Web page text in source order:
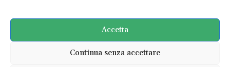
Accetta
Continua senza accettare
RAEE, i dati ufficiali della
raccolta: 32,5%, lontano
l’obiettivo europeo del 65%
Daniele Di Stefano - 1 Luglio 2026